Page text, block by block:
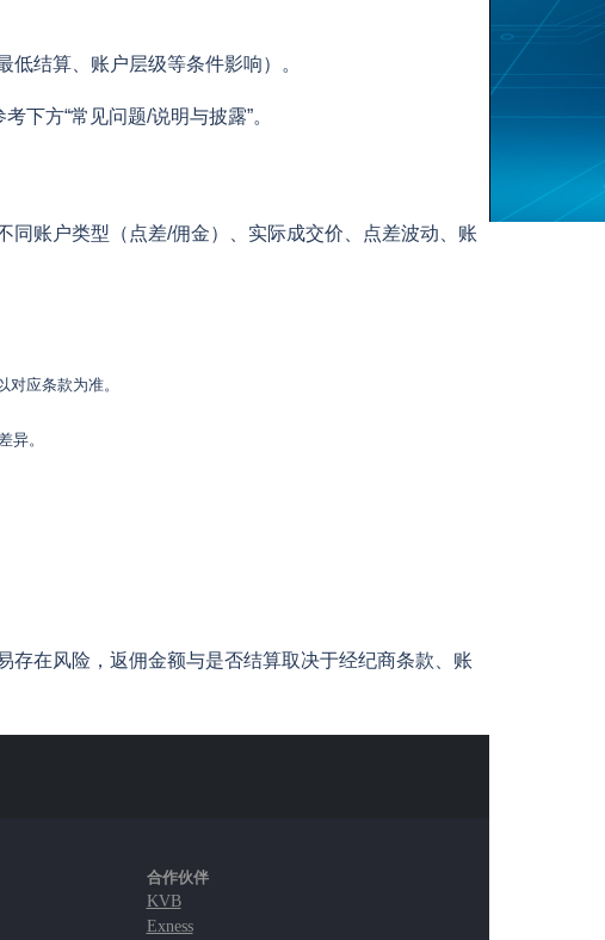
结算、账户层级等条件影响）。
下方“常见问题/说明与披露”。
同账户类型（点差/佣金）、实际成交价、点差波动、账
应条款为准。
异。
在风险，返佣金额与是否结算取决于经纪商条款、账
合作伙伴
KVB
Exness